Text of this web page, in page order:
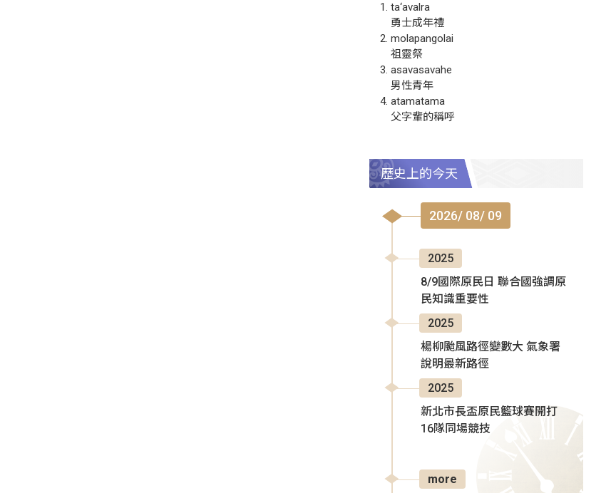
ta‘avalra
勇士成年禮
molapangolai
祖靈祭
asavasavahe
男性青年
atamatama
父字輩的稱呼
歷史上的今天
2026/ 08/ 09
2025
8/9國際原民日 聯合國強調原
民知識重要性
2025
楊柳颱風路徑變數大 氣象署
說明最新路徑
2025
新北市長盃原民籃球賽開打
16隊同場競技
more